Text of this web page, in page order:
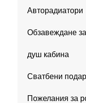
Авторадиатори
Обзавеждане
душ кабина
Сватбени
Пожелания за